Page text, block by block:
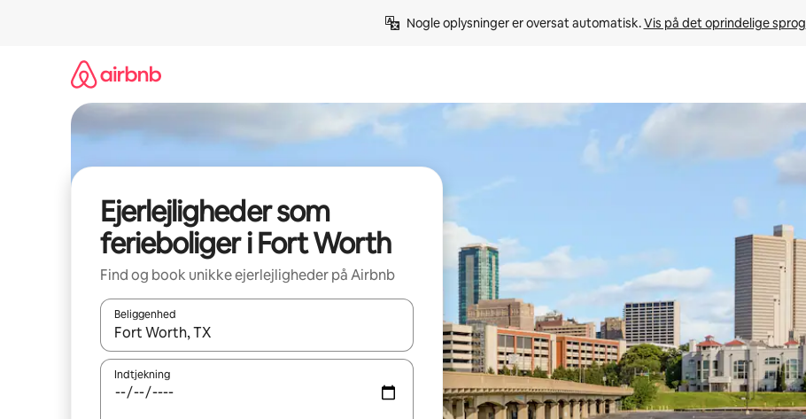
Nogle oplysninger er oversat automatisk. Vis på det oprindelige sprog
Ejerlejligheder som
ferieboliger i Fort Worth
Find og book unikke ejerlejligheder på Airbnb
Beliggenhed
Når resultaterne er tilgængelige, skal du navigere med piletasterne op og ned eller se mere ved at trykke eller stryge.
Indtjekning